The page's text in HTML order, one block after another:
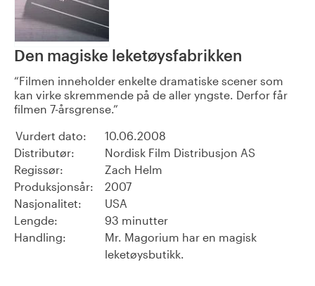
Den magiske leketøysfabrikken
Filmen inneholder enkelte dramatiske scener som
kan virke skremmende på de aller yngste. Derfor får
filmen 7-årsgrense.
Vurdert dato:
10.06.2008
Distributør:
Nordisk Film Distribusjon AS
Regissør:
Zach Helm
Produksjonsår:
2007
Nasjonalitet:
USA
Lengde:
93 minutter
Handling:
Mr. Magorium har en magisk
leketøysbutikk.